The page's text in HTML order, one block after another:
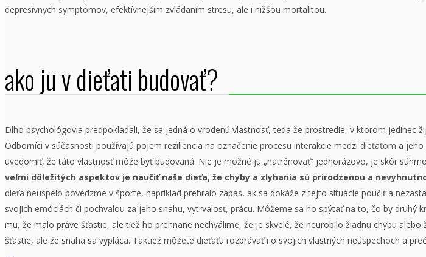
depresívnych symptómov, efektívnejším zvládaním stresu, ale i nižšou mortalitou.
ako ju v dieťati budovať?
Dlho psychológovia predpokladali, že sa jedná o vrodenú vlastnosť, teda že prostredie, v ktorom
Odborníci v súčasnosti používajú pojem reziliencia na označenie procesu interakcie medzi dieťaťom a
uvedomiť, že táto vlastnosť môže byť budovaná. Nie je možné ju „natrénovať“ jednorázovo, je skôr
veľmi dôležitých aspektov je naučiť naše dieťa, že chyby a zlyhania sú prirodzenou a
dieťa neuspelo povedzme v športe, napríklad prehralo zápas, ak sa dokáže z tejto situácie poučiť a
svojich emóciách či pochvalou za jeho snahu, vytrvalosť, prácu. Môžeme sa ho spýtať na to, čo by druhý
mu, že malo práve šťastie, ale tiež ho prehnane nechválime, že je skvelé, že neurobilo žiadnu chybu
šťastie, ale že snaha sa vypláca. Taktiež môžete dieťaťu rozprávať i o svojich vlastných neúspechoch a